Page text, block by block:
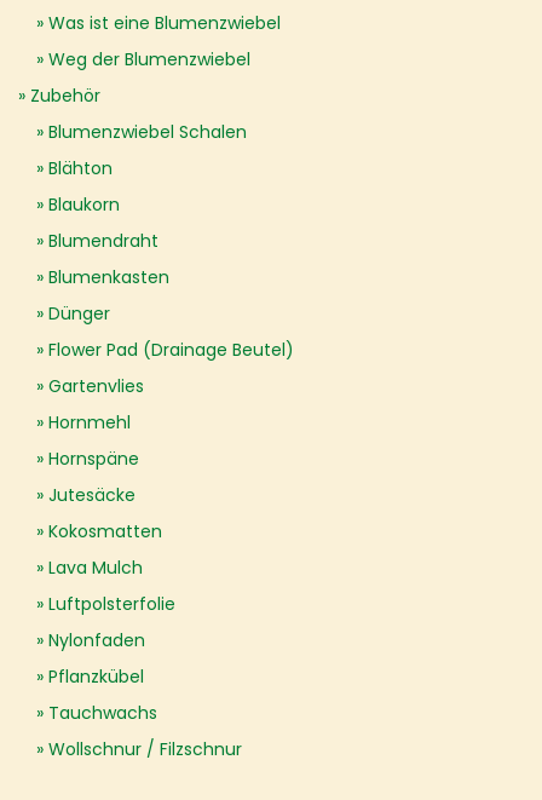
Was ist eine Blumenzwiebel
Weg der Blumenzwiebel
Zubehör
Blumenzwiebel Schalen
Blähton
Blaukorn
Blumendraht
Blumenkasten
Dünger
Flower Pad (Drainage Beutel)
Gartenvlies
Hornmehl
Hornspäne
Jutesäcke
Kokosmatten
Lava Mulch
Luftpolsterfolie
Nylonfaden
Pflanzkübel
Tauchwachs
Wollschnur / Filzschnur